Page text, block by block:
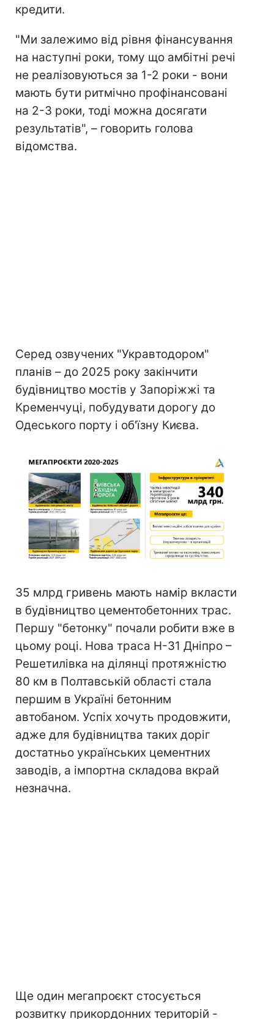
кредити.
"Ми залежимо від рівня фінансування
на наступні роки, тому що амбітні речі
не реалізовуються за 1-2 роки - вони
мають бути ритмічно профінансовані
на 2-3 роки, тоді можна досягати
результатів", – говорить голова
відомства.
Серед озвучених "Укравтодором"
планів – до 2025 року закінчити
будівництво мостів у Запоріжжі та
Кременчуці, побудувати дорогу до
Одеського порту і об'їзну Києва.
35 млрд гривень мають намір вкласти
в будівництво цементобетонних трас.
Першу "бетонку" почали робити вже в
цьому році. Нова траса Н-31 Дніпро –
Решетилівка на ділянці протяжністю
80 км в Полтавській області стала
першим в Україні бетонним
автобаном. Успіх хочуть продовжити,
адже для будівництва таких доріг
достатньо українських цементних
заводів, а імпортна складова вкрай
незначна.
Ще один мегапроєкт стосується
розвитку прикордонних територій -